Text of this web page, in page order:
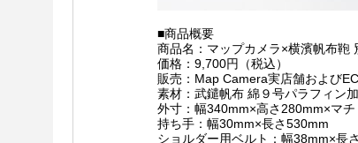
■商品概要
商品名：マップカメラ×横濱帆布鞄
価格：9,700円（税込）
販売：Map Camera実店舗および
素材：武鑓帆布 綿９号パラフィン
外寸：幅340mm×高さ280mm×マチ
持ち手：幅30mm×長さ530mm
ショルダー用ベルト：幅38mm×長